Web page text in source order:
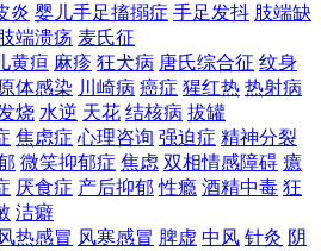
炎 婴儿手足搐搦症 手足发抖 肢端缺
端溃疡 麦氏征
黄疸 麻疹 狂犬病 唐氏综合征 纹身
体感染 川崎病 癌症 猩红热 热射病
烧 水逆 天花 结核病 拔罐
焦虑症 心理咨询 强迫症 精神分裂
微笑抑郁症 焦虑 双相情感障碍 癔
厌食症 产后抑郁 性瘾 酒精中毒 狂
洁癖
风热感冒 风寒感冒 脾虚 中风 针灸 阴